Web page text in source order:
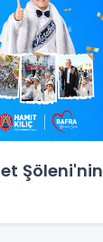
Şöleni'nin